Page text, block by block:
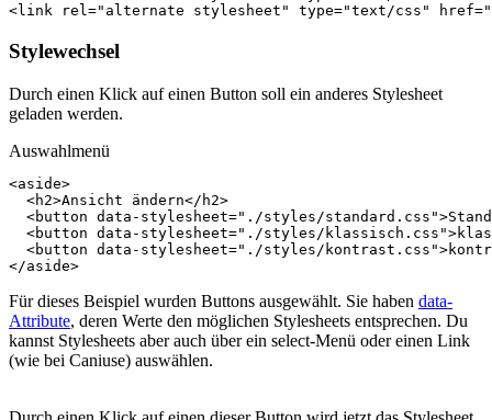
<link rel="alternate stylesheet" type="text/css" href=
Stylewechsel
Durch einen Klick auf einen Button soll ein anderes Stylesheet
geladen werden.
Auswahlmenü
<aside>
<h2>Ansicht ändern</ h2>
<button data-stylesheet="./styles/standard.css">
<button data-stylesheet="./styles/klassisch.css">
<button data-stylesheet="./styles/kontrast.css">
</aside>
Für dieses Beispiel wurden Buttons ausgewählt. Sie haben data-
Attribute, deren Werte den möglichen Stylesheets entsprechen. Du
kannst Stylesheets aber auch über ein select-Menü oder einen Link
(wie bei Caniuse) auswählen.